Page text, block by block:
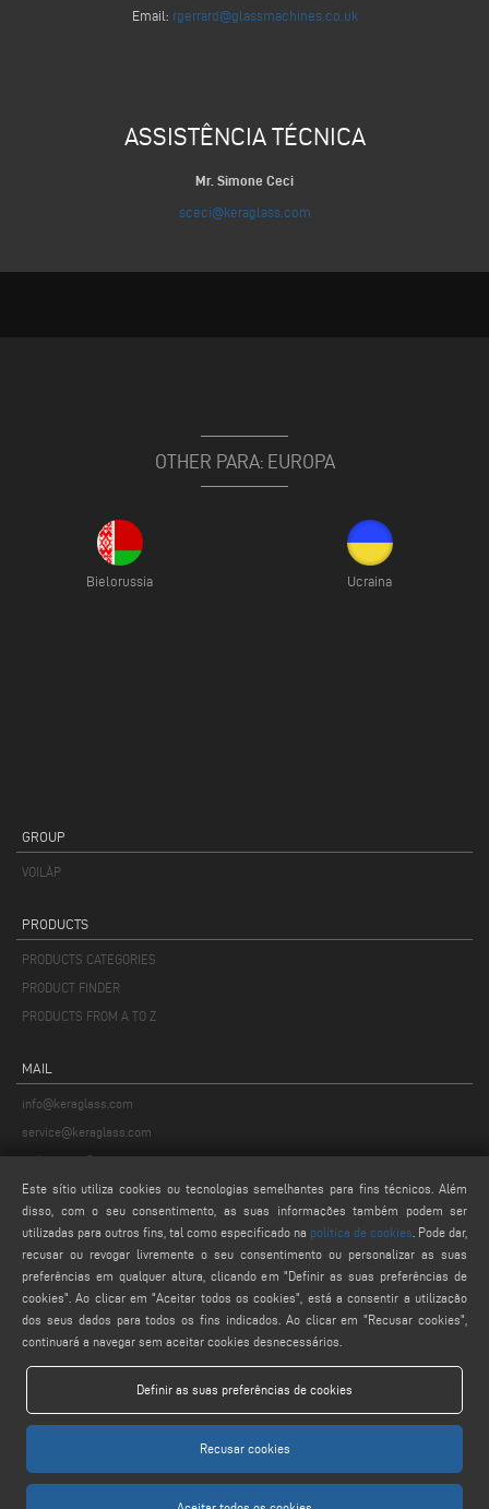
Email: rgerrard@glassmachines.co.uk
ASSISTÊNCIA TÉCNICA
Mr. Simone Ceci
sceci@keraglass.com
OTHER PARA: EUROPA
Bielorussia Ucraina
GROUP
VOILÀP
PRODUCTS
PRODUCTS CATEGORIES
PRODUCT FINDER
PRODUCTS FROM A TO Z
MAIL
info@keraglass.com
service@keraglass.com
webmaster@emmegi.com
FIND US ON
LEGALS
PRIVACY POLICY
LEGAL NOTES
CONFIGURAÇÕES DE COOKIES
Este sítio utiliza cookies ou tecnologias semelhantes para fins técnicos. Além
disso, com o seu consentimento, as suas informações também podem ser
utilizadas para outros fins, tal como especificado na política de cookies . Pode dar,
recusar ou revogar livremente o seu consentimento ou personalizar as suas
preferências em qualquer altura, clicando em "Definir as suas preferências de
cookies". Ao clicar em "Aceitar todos os cookies", está a consentir a utilização
dos seus dados para todos os fins indicados. Ao clicar em "Recusar cookies",
continuará a navegar sem aceitar cookies desnecessários.
Definir as suas preferências de cookies
Recusar cookies